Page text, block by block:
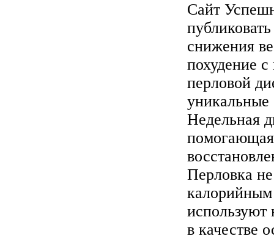
Сайт
снижения
похудение
перловой
уникальные
Недельная
Перловка
калорийным
используют
в качестве